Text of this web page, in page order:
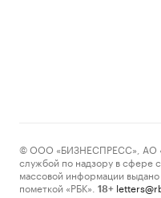
© ООО «БИЗНЕСПРЕСС», АО
службой по надзору в сфере
массовой информации
пометкой «РБК».
18+